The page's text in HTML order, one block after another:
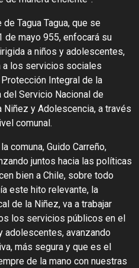
Tagua Tagua, que se
de mayo 955, enfocará su
a niños y adolescentes,
a los servicios sociales
Integral de la
del Servicio Nacional de
y Adolescencia, a través
comunal.
comuna, Guido Carreño,
juntos hacia las políticas
bien a Chile, sobre todo
este hito relevante, la
de la Niñez, va a trabajar
los servicios públicos en el
adolescentes, avanzando
más segura y que es el
de la mano con nuestras